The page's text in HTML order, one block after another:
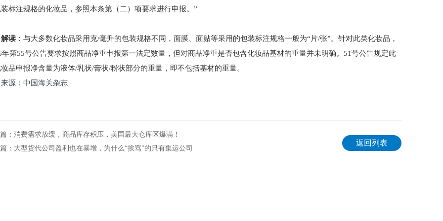
标注规格的化妆品，参照本条第（二）项要求进行申报。”
解读 ：与大多数化妆品采用克/毫升的包装规格不同，面膜、面贴等采用的包装标注规格一般为“片/张”。针对此类化妆品，
年第55号公告要求按照商品净重申报第一法定数量，但对商品净重是否包含化妆品基材的重量并未明确。51号公告规定此
品申报净含量为液体/乳状/膏状/粉状部分的重量，即不包括基材的重量。
来源：中国海关杂志
：消费需求放缓，商品库存积压，美国最大仓库区爆满！
：大型货代公司盈利也在暴增，为什么“挨骂”的只有集运公司
返回列表